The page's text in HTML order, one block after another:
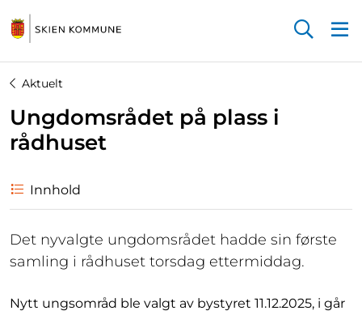
Aktuelt
Ungdomsrådet på plass i
rådhuset
Innhold
Det nyvalgte ungdomsrådet hadde sin første
samling i rådhuset torsdag ettermiddag.
Nytt ungsområd ble valgt av bystyret 11.12.2025, i går